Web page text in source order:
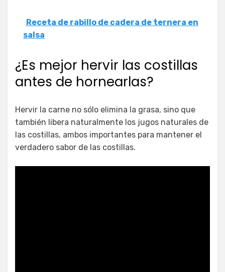
Receta de rabillo de cadera de ternera en
salsa
¿Es mejor hervir las costillas
antes de hornearlas?
Hervir la carne no sólo elimina la grasa, sino que
también libera naturalmente los jugos naturales de
las costillas, ambos importantes para mantener el
verdadero sabor de las costillas.